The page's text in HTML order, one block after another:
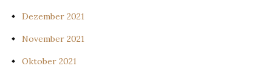
Dezember 2021
November 2021
Oktober 2021